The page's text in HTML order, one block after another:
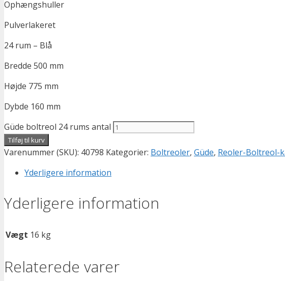
Ophængshuller
Pulverlakeret
24 rum – Blå
Bredde 500 mm
Højde 775 mm
Dybde 160 mm
Güde boltreol 24 rums antal
Tilføj til kurv
Varenummer (SKU): 40798 Kategorier: Boltreoler, Güde, Reoler-Boltreol-
Yderligere information
Yderligere information
Vægt 16 kg
Relaterede varer